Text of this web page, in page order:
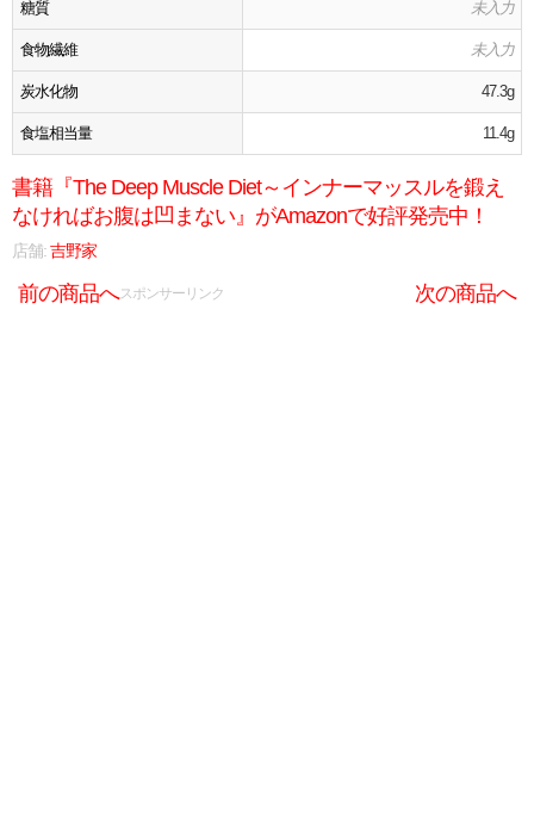
糖質 未入力
食物繊維 未入力
炭水化物 47.3g
食塩相当量 11.4g
書籍『The Deep Muscle Diet～インナーマッスルを鍛え
なければお腹は凹まない』がAmazonで好評発売中！
店舗:吉野家
前の商品へ 次の商品へ
スポンサーリンク